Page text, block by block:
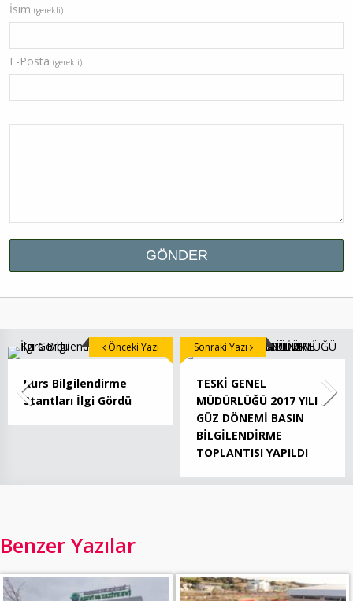
İsim (gerekli)
E-Posta (gerekli)
Kurs Bilgilendirme
Stantları İlgi Gördü
Önceki Yazı
TESKİ GENEL
MÜDÜRLÜĞÜ 2017 YILI
GÜZ DÖNEMİ BASIN
BİLGİLENDİRME
TOPLANTISI YAPILDI
Sonraki Yazı
Benzer Yazılar